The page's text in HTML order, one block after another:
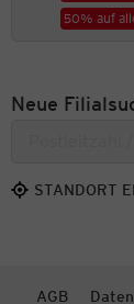
50% auf
Neue
STANDORT
AGB